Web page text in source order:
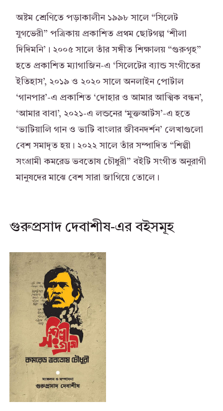
অষ্টম শ্রেণিতে পড়াকালীন ১৯৯৮ সালে “সিলেট
যুগভেরী” পত্রিকায় প্রকাশিত প্রথম ছোটগল্প ‘শীলা
দিদিমনি’। ২০০৫ সালে তাঁর সঙ্গীত শিক্ষালয় “গুরুগৃহ”
হতে প্রকাশিত ম্যাগাজিন-এ ‘সিলেটের ব্যান্ড সংগীতের
ইতিহাস’, ২০১৯ ও ২০২০ সালে অনলাইন পোর্টাল
‘গানপার’-এ প্রকাশিত ‘দোহার ও আমার আত্মিক বন্ধন’,
‘আমার বাবা’, ২০২১-এ লন্ডনের ‘মুক্তআর্টস’-এ হতে
‘ভাটিয়ালি গান ও ভাটি বাংলার জীবনদর্শন’ লেখাগুলো
বেশ সমাদৃত হয়। ২০২২ সালে তাঁর সম্পাদিত “শিল্পী
সংগ্রামী কমরেড ভবতোষ চৌধুরী” বইটি সংগীত অনুরাগী
মানুষদের মাঝে বেশ সারা জাগিয়ে তোলে।
গুরুপ্রসাদ দেবাশীষ-এর বইসমূহ